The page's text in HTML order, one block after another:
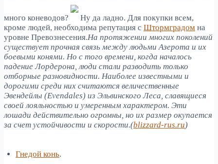
много коневодов?
Ну да ладно. Для покупки всем,
кроме людей, необходима репутация с Штормградом на
уровне Превознесения.На протяжении многих поколений
существует прочная связь между людьми Азерота и их
боевыми конями. Но с того времени, когда началось
падение Лордерона, люди стали разводить только
отборные разновидности. Наиболее известными и
дорогими среди них считаются величественные
Эвендейлы (Evendales) из Эльвинского Леса, славящиеся
своей лояльностью и умеренным характером. Эти
лошади действительно огромны, но их размер окупается
за счет устойчивости и скорости.(blizzard-rus.ru)
Гнедой конь.